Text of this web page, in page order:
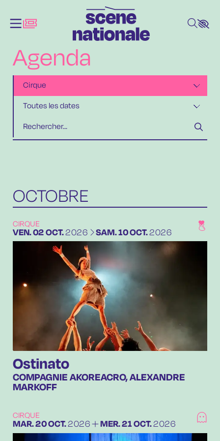
Agenda
OCTOBRE
CIRQUE
DU
VENDREDI
VEN.02 OCTOBRE
OCT.2026 AU
SAMEDI
SAM.10OCTOBRE
OCT.2026
Ostinato
COMPAGNIE AKOREACRO, ALEXANDRE
MARKOFF
CIRQUE
DU
MARDI
MAR.20OCTOBRE
OCT.2026 AU
MERCREDI
MER.21 OCTOBRE
OCT.2026